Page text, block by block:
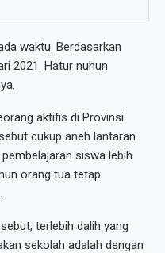
waktu. Berdasarkan
2021. Hatur nuhun
aktifis di Provinsi
cukup aneh lantaran
siswa lebih
orang tua tetap
terlebih dalih yang
sekolah adalah dengan